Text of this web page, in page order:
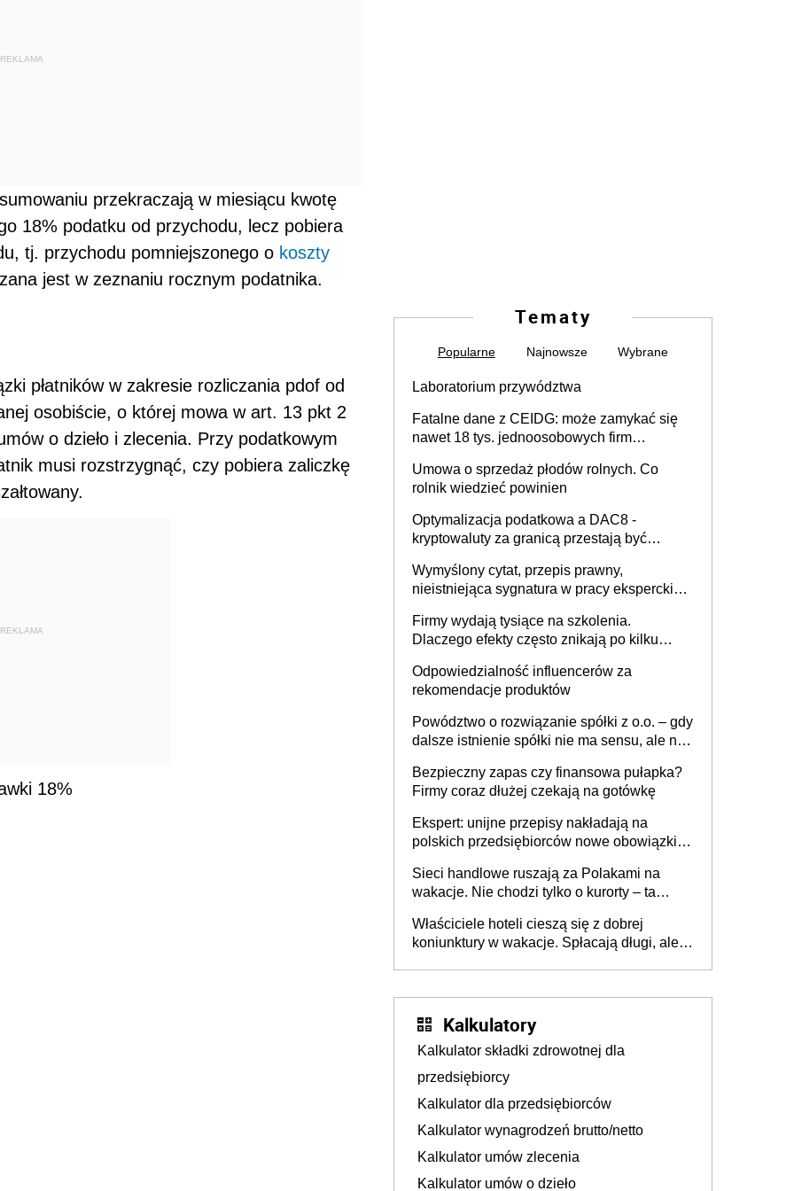
REKLAMA
przekraczają w miesiącu kwotę
18% podatku od przychodu, lecz pobiera
tj. przychodu pomniejszonego o koszty
jest w zeznaniu rocznym podatnika.
płatników w zakresie rozliczania pdof od
osobiście, o której mowa w art. 13 pkt 2
o dzieło i zlecenia. Przy podatkowym
musi rozstrzygnąć, czy pobiera zaliczkę
REKLAMA
18%
Tematy
Popularne Najnowsze Wybrane
Laboratorium przywództwa
Fatalne dane z CEIDG: może zamykać się
nawet 18 tys. jednoosobowych firm
Umowa o sprzedaż płodów rolnych. Co
rolnik wiedzieć powinien
Optymalizacja podatkowa a DAC8 -
kryptowaluty za granicą przestają być
Wymyślony cytat, przepis prawny,
nieistniejąca sygnatura w pracy eksperckiej -
firmie
Firmy wydają tysiące na szkolenia.
Dlaczego efekty często znikają po kilku
Odpowiedzialność influencerów za
rekomendacje produktów
Powództwo o rozwiązanie spółki z o.o. – gdy
dalsze istnienie spółki nie ma sensu, ale nie
Bezpieczny zapas czy finansowa pułapka?
Firmy coraz dłużej czekają na gotówkę
Ekspert: unijne przepisy nakładają na
polskich przedsiębiorców nowe obowiązki w
Sieci handlowe ruszają za Polakami na
wakacje. Nie chodzi tylko o kurorty – ta
tam, gdzie wielu spędzi urlop po cichu
Właściciele hoteli cieszą się z dobrej
koniunktury w wakacje. Spłacają długi, ale
Kalkulatory
Kalkulator składki zdrowotnej dla
przedsiębiorcy
Kalkulator dla przedsiębiorców
Kalkulator wynagrodzeń brutto/netto
Kalkulator umów zlecenia
Kalkulator umów o dzieło